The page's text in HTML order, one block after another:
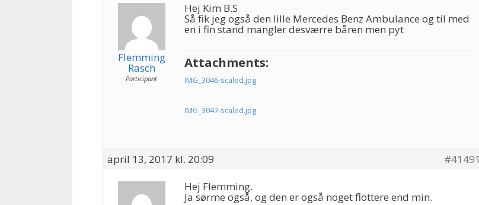
Flemming
Rasch
Participant
Hej Kim B.S
Så fik jeg også den lille Mercedes Benz Ambulance og til med
en i fin stand mangler desværre båren men pyt
Attachments:
IMG_3046-scaled.jpg
IMG_3047-scaled.jpg
april 13, 2017 kl. 20:09 #41491
Hej Flemming.
Ja sørme også, og den er også noget flottere end min.